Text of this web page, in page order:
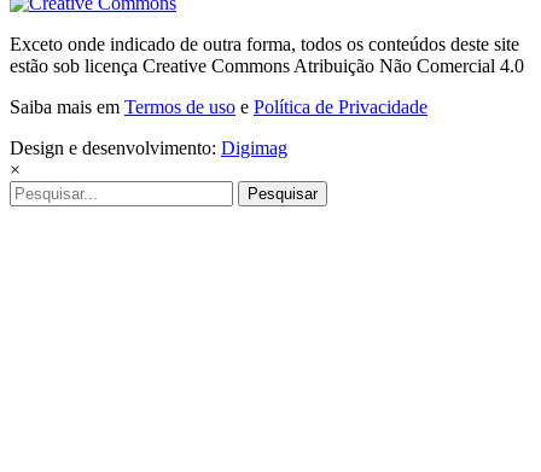
Exceto onde indicado de outra forma, todos os conteúdos deste site
estão sob licença Creative Commons Atribuição Não Comercial 4.0
Saiba mais em Termos de uso e Política de Privacidade
Design e desenvolvimento: Digimag
×